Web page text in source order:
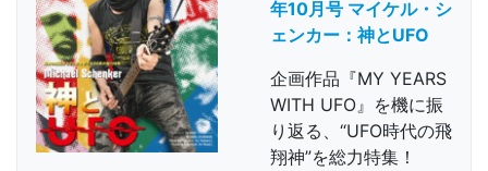
年10月号 マイケル・シ
ェンカー：神とUFO
企画作品『MY YEARS
WITH UFO』を機に振
り返る、“UFO時代の飛
翔神”を総力特集！